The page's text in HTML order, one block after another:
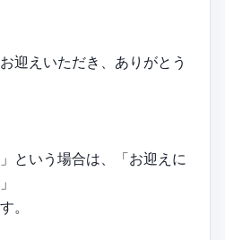
迎えいただき、ありがとう
という場合は、「お迎えに
。